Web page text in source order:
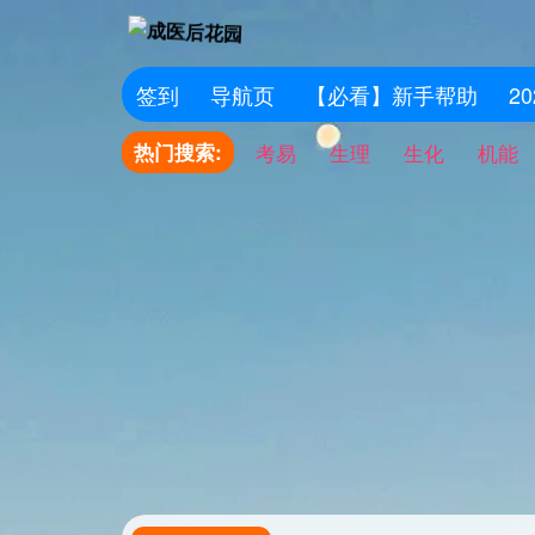
签到 导航页 【必看】新手帮助
热门搜索: 考易 生理 生化 机能